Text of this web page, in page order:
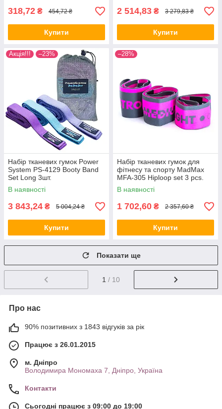
318,72 ₴ 454,72 ₴
Купити
2 514,83 ₴ 3 279,83 ₴
Купити
Акція!!! –23%
Набір тканевих гумок Power
System PS-4129 Booty Band
Set Long 3шт.
В наявності
3 843,24 ₴ 5 004,24 ₴
Купити
–28%
Набір тканевих гумок для
фітнесу та спорту MadMax
MFA-305 Hiploop set 3 pcs.
Grey/Pink
В наявності
1 702,60 ₴ 2 357,60 ₴
Купити
Показати ще
1 / 10
Про нас
90% позитивних з 1843 відгуків за рік
Працює з 26.01.2015
м. Дніпро
Володимира Мономаха 7, Дніпро, Україна
Контакти
Сьогодні працює з 09:00 до 19:00